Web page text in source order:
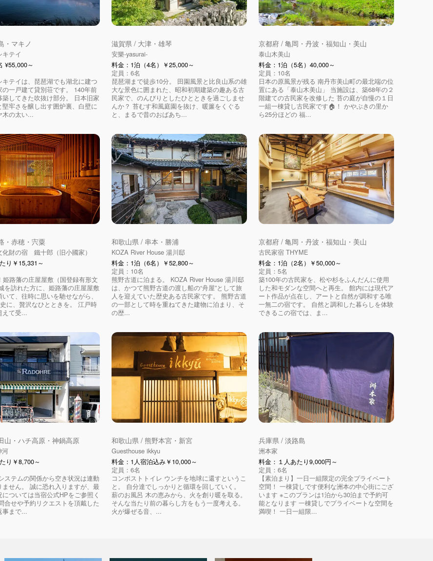
・マキノ
キテイ
¥55,000～
キテイは、琵琶湖でも湖北に建つ
の一戸建て貸別荘です。 140年前
築してきた吹抜け部分。 日本旧家
堅牢さを醸し出す囲炉裏、白壁に
木の太い...
滋賀県 / 大津・雄琴
安樂-yasurai-
料金：1泊（4名）￥25,000～
定員：6名
琵琶湖まで徒歩10分。 田園風景と比良山系の雄
大な景色に囲まれた、昭和初期建築の趣ある古
民家で、のんびりとしたひとときを過ごしませ
んか？ 苔むす和風庭園を抜け、暖簾をくぐる
と、まるで昔のおばあち...
京都府 / 亀岡・丹波・福知山・美山
泰山木美山
料金：1泊（5名）40,000～
定員：10名
日本の原風景が残る 南丹市美山町の最北端の位
置にある「泰山木美山」 当施設は、築68年の２
階建ての古民家を改修した 苔の庭が自慢の１日
一組一棟貸し古民家です🏠！ かやぶきの里か
ら25分ほどの 福...
・赤穂・宍粟
化財の宿 鐵十郎（旧小國家）
り￥15,331～
姫路藩の庄屋屋敷（国登録有形文
を訪れた方に、姫路藩の庄屋屋敷
て、往時に思いを馳せながら、
に、贅沢なひとときを。 江戸時
えて受...
和歌山県 / 串本・勝浦
KOZA River House 湯川邸
料金：1泊（6名）￥52,800～
定員：10名
熊野古道に泊まる。 KOZA River House 湯川邸
は、かつて熊野古道の渡し船の“舟屋”として旅
人を迎えていた歴史ある古民家です。 熊野古道
の一部として時を重ねてきた建物に泊まり、そ
の歴...
京都府 / 亀岡・丹波・福知山・美山
古民家宿 THYME
料金：1泊（2名）￥50,000～
定員：5名
築100年の古民家を、松や杉をふんだんに使用
した和モダンな空間へと再生。 館内には現代ア
ート作品が点在し、アートと自然が調和する唯
一無二の宿です。 自然と調和した暮らしを体験
できるこの宿では、ま...
山・ハチ高原・神鍋高原
河
り￥8,700～
ステムの関係から空き状況は連動
ません。 誠に恐れ入りますが、最
ついては当宿公式HPをご参照く
合せや予約リクエストを頂戴した
事まで...
和歌山県 / 熊野本宮・新宮
Guesthouse ikkyu
料金：​1人宿泊込み￥10,000～
定員：6名
コンポストトイレ ウンチを地球に還すというこ
と。 自分達でしっかりと循環を回していく。
薪のお風呂 木の恵みから、火を創り暖を取る。
そんな当たり前の暮らし方をもう一度考える。 ​
火が爆ぜる音、...
兵庫県 / 淡路島
洲本家
料金：１人あたり9,000円～
定員：6名
【素泊まり】一日一組限定の完全プライベート
空間！ 一棟貸しです便利な洲本の中心街にござ
います ※このプランは1泊から30泊まで予約可
能となります 一棟貸しでプライベートな空間を
満喫！ 一日一組限...